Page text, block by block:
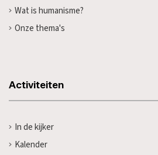
Wat is humanisme?
Onze thema's
Activiteiten
In de kijker
Kalender